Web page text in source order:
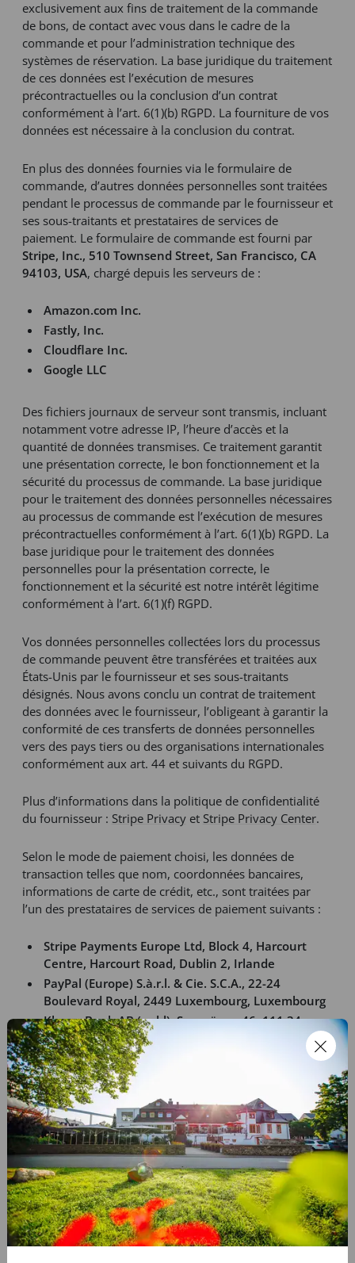
exclusivement aux fins de traitement de la commande
de bons, de contact avec vous dans le cadre de la
commande et pour l’administration technique des
systèmes de réservation. La base juridique du traitement
de ces données est l’exécution de mesures
précontractuelles ou la conclusion d’un contrat
conformément à l’art. 6(1)(b) RGPD. La fourniture de vos
données est nécessaire à la conclusion du contrat.
En plus des données fournies via le formulaire de
commande, d’autres données personnelles sont traitées
pendant le processus de commande par le fournisseur et
ses sous-traitants et prestataires de services de
paiement. Le formulaire de commande est fourni par
Stripe, Inc., 510 Townsend Street, San Francisco, CA
94103, USA, chargé depuis les serveurs de :
Amazon.com Inc.
Fastly, Inc.
Cloudflare Inc.
Google LLC
Des fichiers journaux de serveur sont transmis, incluant
notamment votre adresse IP, l’heure d’accès et la
quantité de données transmises. Ce traitement garantit
une présentation correcte, le bon fonctionnement et la
sécurité du processus de commande. La base juridique
pour le traitement des données personnelles nécessaires
au processus de commande est l’exécution de mesures
précontractuelles conformément à l’art. 6(1)(b) RGPD. La
base juridique pour le traitement des données
personnelles pour la présentation correcte, le
fonctionnement et la sécurité est notre intérêt légitime
conformément à l’art. 6(1)(f) RGPD.
Vos données personnelles collectées lors du processus
de commande peuvent être transférées et traitées aux
États-Unis par le fournisseur et ses sous-traitants
désignés. Nous avons conclu un contrat de traitement
des données avec le fournisseur, l’obligeant à garantir la
conformité de ces transferts de données personnelles
vers des pays tiers ou des organisations internationales
conformément aux art. 44 et suivants du RGPD.
Plus d’informations dans la politique de confidentialité
du fournisseur : Stripe Privacyet Stripe Privacy Center.
Selon le mode de paiement choisi, les données de
transaction telles que nom, coordonnées bancaires,
informations de carte de crédit, etc., sont traitées par
l’un des prestataires de services de paiement suivants :
Stripe Payments Europe Ltd, Block 4, Harcourt
Centre, Harcourt Road, Dublin 2, Irlande
PayPal (Europe) S.à.r.l. & Cie. S.C.A., 22-24
Boulevard Royal, 2449 Luxembourg, Luxembourg
Klarna Bank AB (publ), Sveavägen 46, 111 34
Stockholm, Suède
La base juridique du traitement de ces données de
transaction est l’exécution du contrat conformément à
l’art. 6(1)(b) RGPD. Les données de transaction que vous
fournissez au prestataire de paiement choisi sont
traitées de manière autonome par ce prestataire. Nous
n’avons aucun contrôle sur les finalités et moyens de
traitement par le prestataire de paiement. Plus
d’informations dans les politiques de confidentialité
respectives :